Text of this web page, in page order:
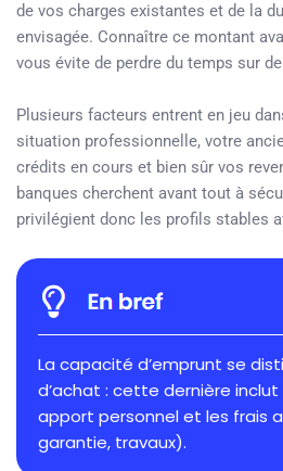
de vos charges existantes et de la
envisagée. Connaître ce montant
vous évite de perdre du temps sur
Plusieurs facteurs entrent en jeu
situation professionnelle, votre
crédits en cours et bien sûr vos
banques cherchent avant tout à
privilégient donc les profils stables
La capacité d’emprunt se
d’achat : cette dernière
apport personnel et les frais
garantie, travaux).